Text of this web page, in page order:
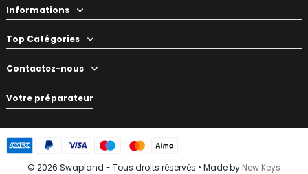
Informations
Top Catégories
Contactez-nous
Votre préparateur
© 2026 Swapland - Tous droits réservés • Made by New Keys